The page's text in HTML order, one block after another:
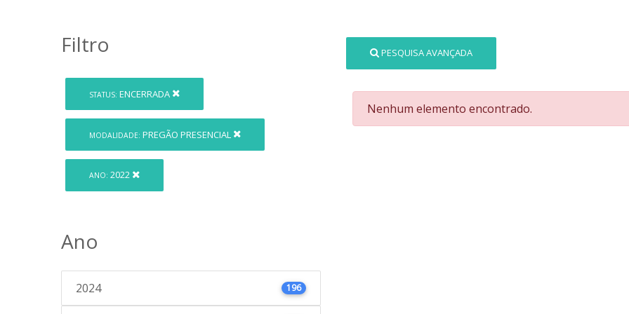
Filtro
STATUS: ENCERRADA
MODALIDADE: PREGÃO PRESENCIAL
ANO: 2022
Ano
2024 196
PESQUISA AVANÇADA
Nenhum elemento encontrado.